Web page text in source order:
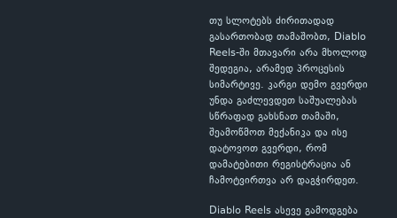
თუ სლოტებს ძირითადად
გასართობად თამაშობთ, Diablo
Reels-ში მთავარი არა მხოლოდ
შედეგია, არამედ პროცესის
სიმარტივე. კარგი დემო გვერდი
უნდა გაძლევდეთ საშუალებას
სწრაფად გახსნათ თამაში,
შეამოწმოთ მექანიკა და ისე
დატოვოთ გვერდი, რომ
დამატებითი რეგისტრაცია ან
ჩამოტვირთვა არ დაგჭირდეთ.
Diablo Reels ასევე გამოდგება